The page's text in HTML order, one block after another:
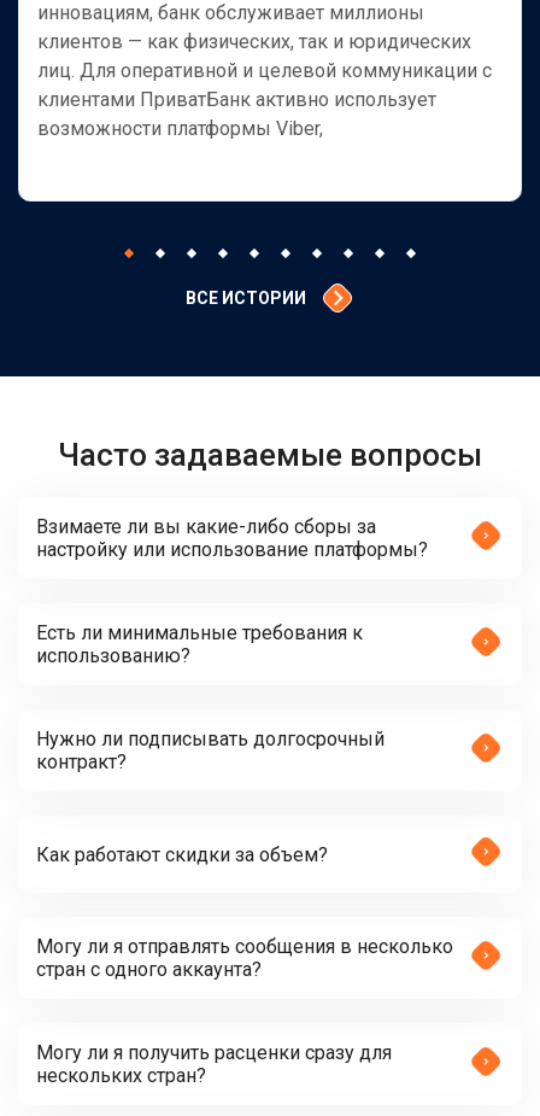
инновациям, банк обслуживает миллионы
клиентов — как физических, так и юридических
лиц. Для оперативной и целевой коммуникации с
клиентами ПриватБанк активно использует
возможности платформы Viber,
ВСЕ ИСТОРИИ
Часто задаваемые вопросы
Взимаете ли вы какие-либо сборы за
настройку или использование платформы?
Есть ли минимальные требования к
использованию?
Нужно ли подписывать долгосрочный
контракт?
Как работают скидки за объем?
Могу ли я отправлять сообщения в несколько
стран с одного аккаунта?
Могу ли я получить расценки сразу для
нескольких стран?